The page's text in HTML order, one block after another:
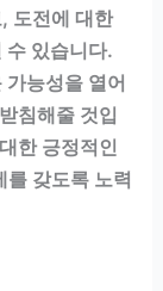
도전에 대한
수 있습니다.
능성을 열어
침해줄 것입
한 긍정적인
갖도록 노력